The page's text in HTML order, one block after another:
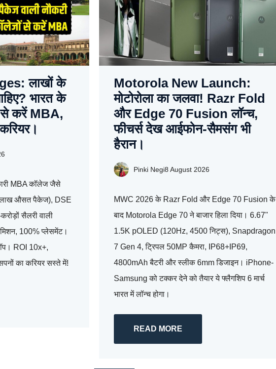
लाखों के
भारत के
से करें MBA,
MBA कॉलेज जैसे
लाख औसत पैकेज), DSE
सैलरी वाली
100% प्लेसमेंट।
ROI 10x+,
का करियर सस्ते में!
Motorola New Launch:
मोटोरोला का जलवा! Razr Fold
और Edge 70 Fusion लॉन्च,
फीचर्स देख आईफोन-सैमसंग भी
हैरान।
Pinki Negi8 August 2026
MWC 2026 के Razr Fold और Edge 70 Fusion के
बाद Motorola Edge 70 ने बाजार हिला दिया। 6.67"
1.5K pOLED (120Hz, 4500 निट्स), Snapdragon
7 Gen 4, ट्रिपल 50MP कैमरा, IP68+IP69,
4800mAh बैटरी और स्लीक 6mm डिजाइन। iPhone-
Samsung को टक्कर देने को तैयार ये फ्लैगशिप 6 मार्च
भारत में लॉन्च होगा।
READ MORE